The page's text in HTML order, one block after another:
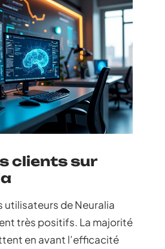
clients sur
utilisateurs de Neuralia
très positifs. La majorité
en avant l’efficacité